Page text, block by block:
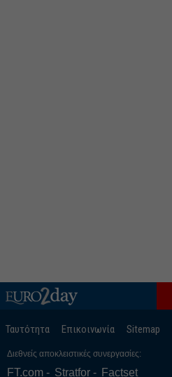
Ταυτότητα Επικοινωνία Sitemap
Διεθνείς αποκλειστικές συνεργασίες:
FT.com Stratfor Factset